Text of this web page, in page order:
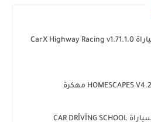
تحميل لعبة سباق السياراة CarX Highway Racing v1.71.1.0
تحميل لعبة محاكات السياراة CAR DRİVİNG SCHOOL